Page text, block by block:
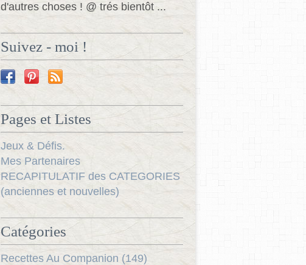
d'autres choses ! @ trés bientôt ...
Suivez - moi !
Pages et Listes
Jeux & Défis.
Mes Partenaires
RECAPITULATIF des CATEGORIES
(anciennes et nouvelles)
Catégories
Recettes Au Companion (149)